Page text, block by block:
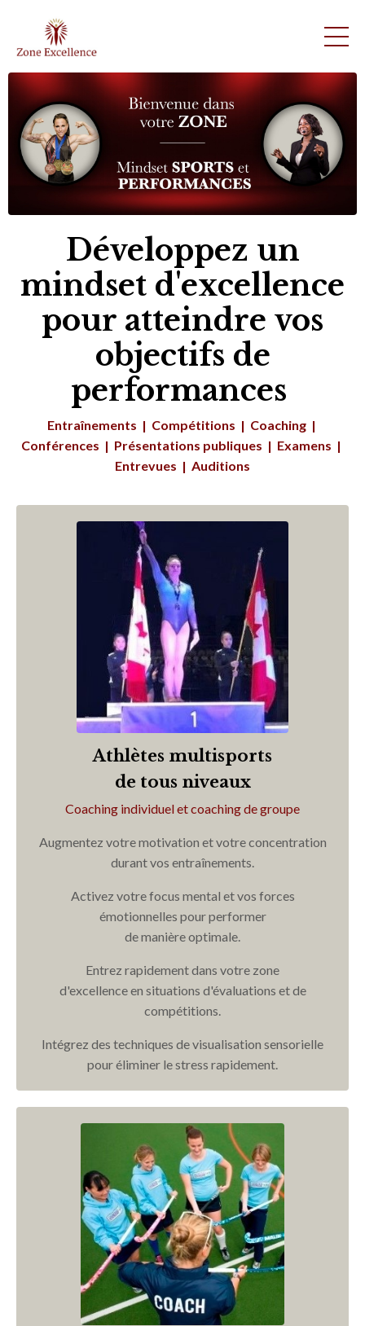
Développez un
mindset d'excellence
pour atteindre vos
objectifs de
performances
Entraînements | Compétitions | Coaching |
Conférences | Présentations publiques | Examens |
Entrevues | Auditions
Athlètes multisports
de tous niveaux
Coaching individuel etcoaching de groupe
Augmentez votre motivation et votre concentration
durant vos entraînements.
Activez votre focus mental et vos forces
émotionnelles pour performer
de manière optimale.
Entrez rapidement dans votre zone
d'excellence en situations d'évaluations et de
compétitions.
Intégrez des techniques de visualisation sensorielle
pour éliminer le stress rapidement.